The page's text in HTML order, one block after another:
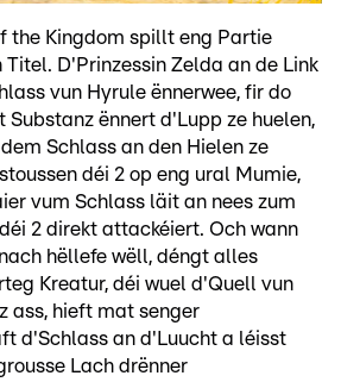
the Kingdom spillt eng Partie
D'Prinzessin Zelda an de Link
vun Hyrule ënnerwee, fir do
Substanz ënnert d'Lupp ze huelen,
Schlass an den Hielen ze
déi 2 op eng ural Mumie,
vum Schlass läit an nees zum
2 direkt attackéiert. Och wann
hëllefe wëll, déngt alles
Kreatur, déi wuel d'Quell vun
ass, hieft mat senger
d'Schlass an d'Luucht a léisst
Lach drënner